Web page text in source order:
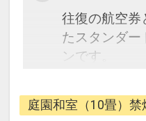
往復の航空券
たスタンダー
ンです。
できるダイナ
ら、一都市滞
庭園和室（10畳）禁